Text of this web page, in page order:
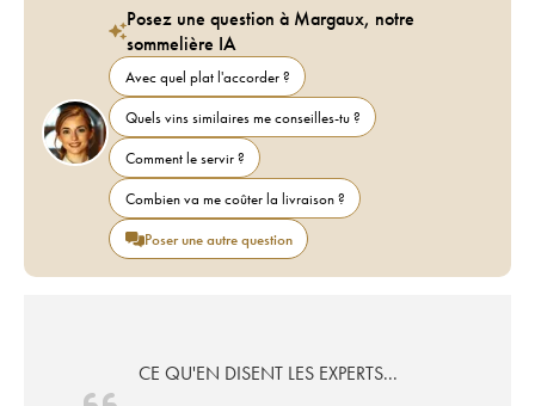
Posez une question à Margaux, notre
sommelière IA
Avec quel plat l'accorder ?
Quels vins similaires me conseilles-tu ?
Comment le servir ?
Combien va me coûter la livraison ?
Poser une autre question
CE QU'EN DISENT LES EXPERTS...